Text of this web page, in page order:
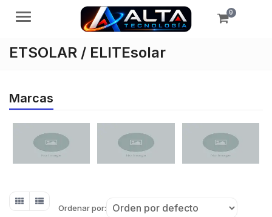
Menú 0
ETSOLAR / ELITEsolar
Marcas
Ordenar por: